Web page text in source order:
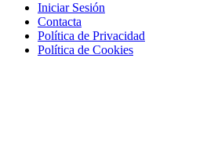
Iniciar Sesión
Contacta
Política de Privacidad
Política de Cookies